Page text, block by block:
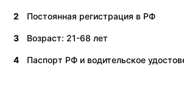
2 Постоянная регистрация в РФ
3 Возраст: 21-68 лет
4 Паспорт РФ и водительское